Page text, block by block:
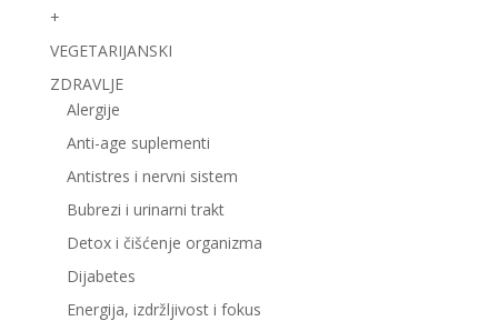
+
VEGETARIJANSKI
ZDRAVLJE
Alergije
Anti-age suplementi
Antistres i nervni sistem
Bubrezi i urinarni trakt
Detox i čišćenje organizma
Dijabetes
Energija, izdržljivost i fokus